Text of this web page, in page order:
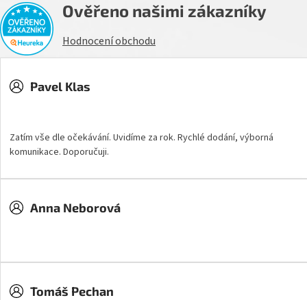
Ověřeno našimi zákazníky
Hodnocení obchodu
Pavel Klas
Zatím vše dle očekávání. Uvidíme za rok. Rychlé dodání, výborná
komunikace. Doporučuji.
Anna Neborová
Tomáš Pechan